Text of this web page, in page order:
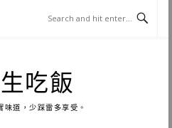
吃飯
味道，少踩雷多享受。